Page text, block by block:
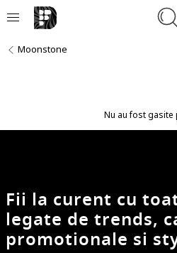
Moonstone
Nu au fost gasite
Fii la curent cu
legate de trends,
promotionale si